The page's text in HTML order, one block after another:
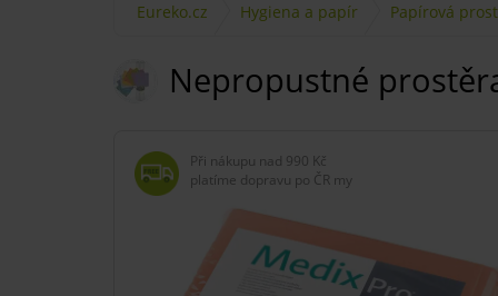
Eureko.cz Hygiena a papír Papírová
Nepropustné
Při nákupu nad 990 Kč
platíme dopravu po ČR my